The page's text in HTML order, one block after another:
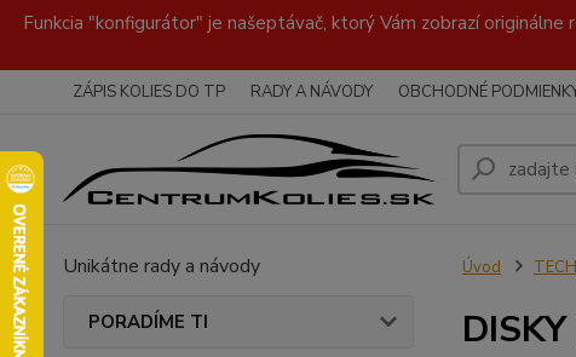
Funkcia "konfigurátor" je našeptávač, ktorý Vám zobrazí
ZÁPIS KOLIES DO TP RADY A NÁVODY OBCHODNÉ
Unikátne rady a návody
PORADÍME TI
Úvod